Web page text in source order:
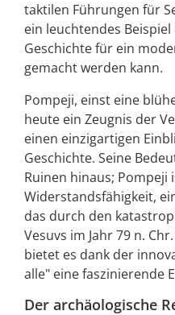
taktilen Führungen für
ein leuchtendes
Geschichte für ein
gemacht werden kann.
Pompeji, einst eine
heute ein Zeugnis der
einen einzigartigen
Geschichte. Seine
Ruinen hinaus; Pompeji
Widerstandsfähigkeit,
das durch den
Vesuvs im Jahr 79 n.
bietet es dank der
alle" eine faszinierende
Der archäologische